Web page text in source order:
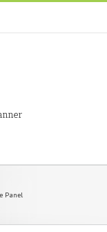
Panel